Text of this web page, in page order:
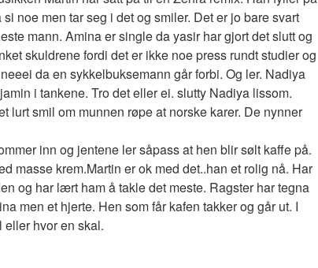
noe men tar seg i det og smiler. Det er jo bare svart
mann. Amina er single da yasir har gjort det slutt og
skuldrene fordi det er ikke noe press rundt studier og
da en sykkelbuksemann går forbi. Og ler. Nadiya
i tankene. Tro det eller ei. slutty Nadiya lissom.
lurt smil om munnen røpe at norske karer. De nynner
inn og jentene ler såpass at hen blir sølt kaffe på.
masse krem.Martin er ok med det..han et rolig nå. Har
og har lært ham å takle det meste. Ragster har tegna
men et hjerte. Hen som får kafen takker og går ut. I
eller hvor en skal.